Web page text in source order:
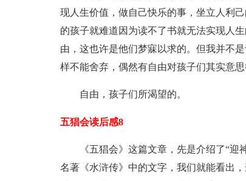
现人生价值，做自己快乐的事，坐立人利
的孩子就难道因为读不了书就无法实现人
由，这也许是他们梦寐以求的。但我并不
样不能舍弃，偶然有自由对孩子们其实意
自由，孩子们所渴望的。
五猖会读后感8
《五猖会》这篇文章，先是介绍了“
名著《水浒传》中的文字，我们就能看出